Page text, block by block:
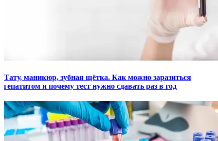
Тату, маникюр, зубная щётка. Как можно заразиться
гепатитом и почему тест нужно сдавать раз в год